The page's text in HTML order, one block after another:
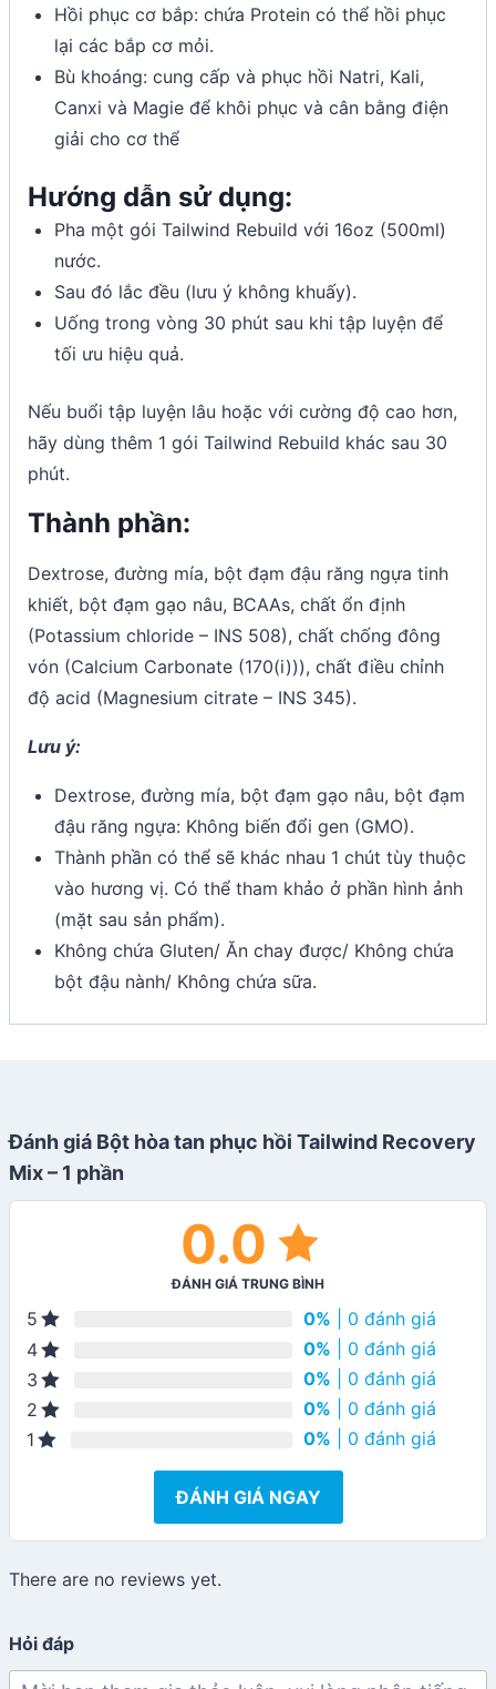
Hồi phục cơ bắp: chứa Protein có thể hồi phục
lại các bắp cơ mỏi.
Bù khoáng: cung cấp và phục hồi Natri, Kali,
Canxi và Magie để khôi phục và cân bằng điện
giải cho cơ thể
Hướng dẫn sử dụng:
Pha một gói Tailwind Rebuild với 16oz (500ml)
nước.
Sau đó lắc đều (lưu ý không khuấy).
Uống trong vòng 30 phút sau khi tập luyện để
tối ưu hiệu quả.
Nếu buổi tập luyện lâu hoặc với cường độ cao hơn,
hãy dùng thêm 1 gói Tailwind Rebuild khác sau 30
phút.
Thành phần:
Dextrose, đường mía, bột đạm đậu răng ngựa tinh
khiết, bột đạm gạo nâu, BCAAs, chất ổn định
(Potassium chloride – INS 508), chất chống đông
vón (Calcium Carbonate (170(i))), chất điều chỉnh
độ acid (Magnesium citrate – INS 345).
Lưu ý:
Dextrose, đường mía, bột đạm gạo nâu, bột đạm
đậu răng ngựa: Không biến đổi gen (GMO).
Thành phần có thể sẽ khác nhau 1 chút tùy thuộc
vào hương vị. Có thể tham khảo ở phần hình ảnh
(mặt sau sản phẩm).
Không chứa Gluten/ Ăn chay được/ Không chứa
bột đậu nành/ Không chứa sữa.
Đánh giá Bột hòa tan phục hồi Tailwind Recovery
Mix – 1 phần
0.0
ĐÁNH GIÁ TRUNG BÌNH
5 0% | 0 đánh giá
4
0% | 0 đánh giá
3
0% | 0 đánh giá
2
0% | 0 đánh giá
1
0% | 0 đánh giá
ĐÁNH GIÁ NGAY
There are no reviews yet.
Hỏi đáp